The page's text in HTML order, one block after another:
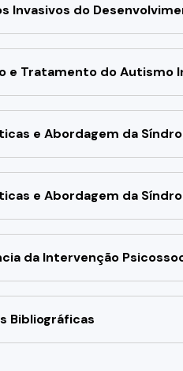
Invasivos do
e Tratamento do Autismo
e Abordagem da
e Abordagem da
da Intervenção
Bibliográficas